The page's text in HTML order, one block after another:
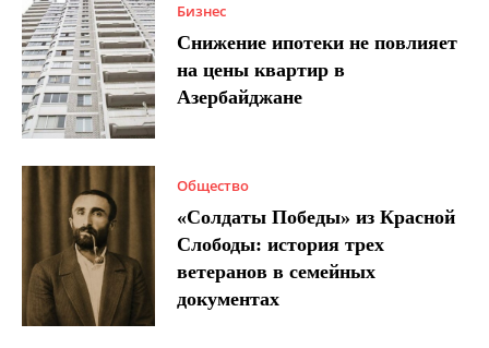
Бизнес
Снижение ипотеки не повлияет
на цены квартир в
Азербайджане
Общество
«Солдаты Победы» из Красной
Слободы: история трех
ветеранов в семейных
документах